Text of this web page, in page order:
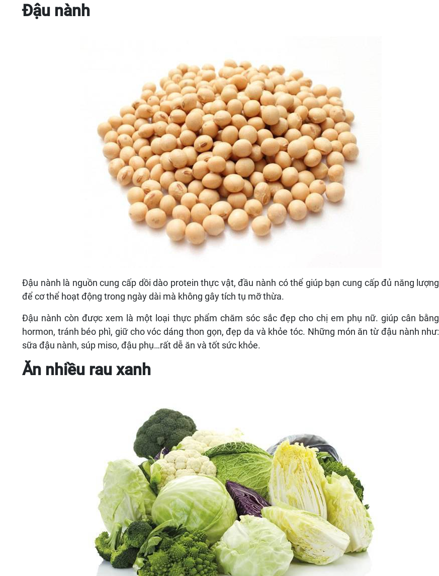
Đậu nành
Đậu nành là nguồn cung cấp dồi dào protein thực vật, đầu nành có thể giúp bạn cung cấp đủ năng lượng
để cơ thể hoạt động trong ngày dài mà không gây tích tụ mỡ thừa.
Đậu nành còn được xem là một loại thực phẩm chăm sóc sắc đẹp cho chị em phụ nữ. giúp cân bằng
hormon, tránh béo phì, giữ cho vóc dáng thon gọn, đẹp da và khỏe tóc. Những món ăn từ đậu nành như:
sữa đậu nành, súp miso, đậu phụ…rất dễ ăn và tốt sức khỏe.
Ăn nhiều rau xanh